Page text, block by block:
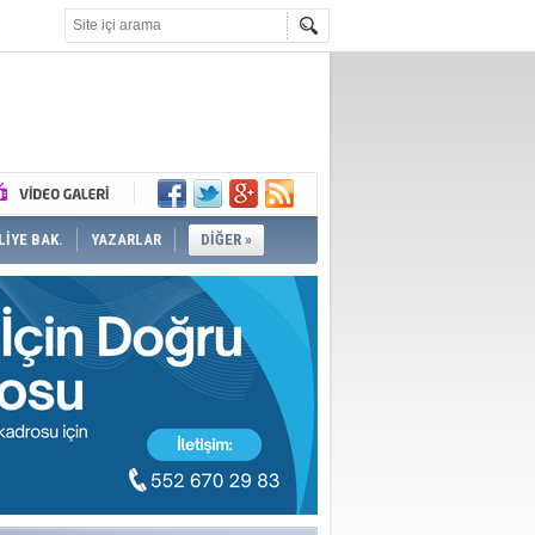
BAK. YAZARLAR DİĞER »